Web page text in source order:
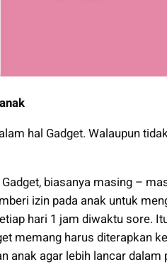
hal Gadget. Walaupun
biasanya masing –
izin pada anak untuk
hari 1 jam diwaktu sore.
memang harus diterapkan
anak agar lebih lancar dalam